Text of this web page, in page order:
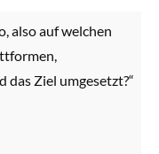
also auf welchen
das Ziel umgesetzt?“